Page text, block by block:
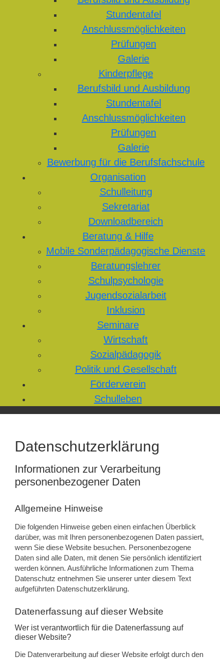
Stundentafel
Anschlussmöglichkeiten
Prüfungen
Galerie
Kinderpflege
Berufsbild und Ausbildung
Stundentafel
Anschlussmöglichkeiten
Prüfungen
Galerie
Bewerbung für die Berufsfachschule
Organisation
Schulleitung
Sekretariat
Downloadbereich
Beratung & Hilfe
Mobile Sonderpädagogische Dienste
Beratungslehrer
Schulpsychologie
Jugendsozialarbeit
Inklusion
Seminare
Wirtschaft
Sozialpädagogik
Politik und Gesellschaft
Förderverein
Schulleben
Datenschutzerklärung
Informationen zur Verarbeitung
personenbezogener Daten
Allgemeine Hinweise
Die folgenden Hinweise geben einen einfachen Überblick
darüber, was mit Ihren personenbezogenen Daten passiert,
wenn Sie diese Website besuchen. Personenbezogene
Daten sind alle Daten, mit denen Sie persönlich identifiziert
werden können. Ausführliche Informationen zum Thema
Datenschutz entnehmen Sie unserer unter diesem Text
aufgeführten Datenschutzerklärung.
Datenerfassung auf dieser Website
Wer ist verantwortlich für die Datenerfassung auf
dieser Website?
Die Datenverarbeitung auf dieser Website erfolgt durch den